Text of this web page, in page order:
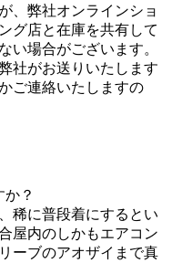
、弊社オンラインショ
グ店と在庫を共有して
い場合がございます。
社がお送りいたします
ご連絡いたしますの
？
稀に普段着にするとい
屋内のしかもエアコン
ーブのアオザイまで真